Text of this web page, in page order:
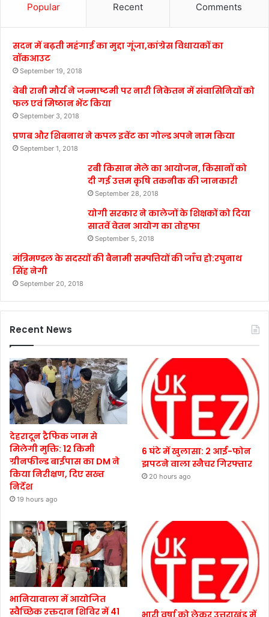
Popular Recent Comments
सदन में बढ़ती महंगाई का मुद्दा गूंजा,कांग्रेस विधायकों का
वॉकआउट
September 19, 2018
बेबी रानी मौर्य ने जन्माष्टमी पर नारी निकेतन में संवासिनियों को
फल एवं मिष्ठान भेंट किया
September 3, 2018
प्रणब और शिबनाथ ने कपल इवेंट का गोल्ड अपने नाम किया
September 1, 2018
रबी किसान मेले का आयोजन, किसानों को
दी गई उत्तम कृषि तकनीक की जानकारी
September 28, 2018
योगी सरकार ने कालेजों के शिक्षकों को दिया
सातवें वेतन आयोग का तोहफा
September 5, 2018
मंत्रिमण्डल के सदस्यों की बैनामी सम्पत्तियों की जाँच हो:रघुनाथ
सिंह नेगी
September 20, 2018
Recent News
देहरादून ट्रैफिक जाम से
मिलेगी मुक्ति: 12 किमी
ग्रीनफील्ड बाईपास का DM ने
किया निरीक्षण, दिए सख्त
निर्देश
19 hours ago
6 घंटे में खुलासा: 2 आई-फोन
झपटने वाला स्नैचर गिरफ्तार
20 hours ago
भानियावाला में आयोजित
स्वैच्छिक रक्तदान शिविर में 41
भारी वर्षा को लेकर उत्तराखंड में